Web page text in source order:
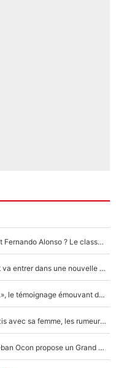
Max Verstappen, Lewis Hamilton… et bientôt Fernando Alonso ? Le classement des pilotes les mieux payés en Formule 1 risque de changer !
F1 - Alpine signe un accord «impensable» et va entrer dans une nouvelle dimension : Grande nouvelle pour Pierre Gasly !
F1 : « Je lui ai fait un câlin, puis j’ai dû partir...», le témoignage émouvant de Max Verstappen sur sa fille
F1 : Charles Leclerc surpris par les paparazzis avec sa femme, les rumeurs étaient vraies !
Comme pour le final du Tour de France, Esteban Ocon propose un Grand Prix de Formule 1 à Paris : «Autour de l’Arc de Triomphe, ce serait génial» !